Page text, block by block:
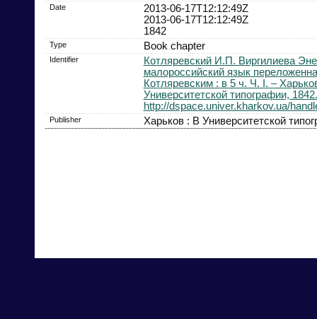
Date
2013-06-17T12:12:49Z
2013-06-17T12:12:49Z
1842
Type Book chapter
Identifier
Котляревский И.П. Виргилиева
малороссийский язык
Котляревским : в 5 ч. Ч. I. –
Университетской типографии,
http://dspace.univer.kharkov.ua/
Publisher Харьков : В Университетской